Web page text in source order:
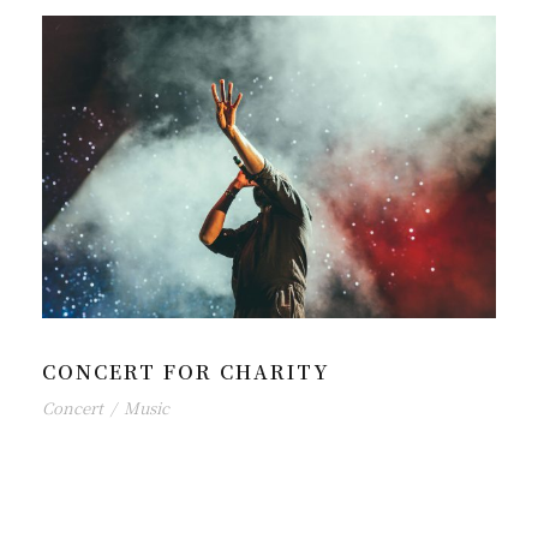
CONCERT FOR CHARITY
Concert / Music